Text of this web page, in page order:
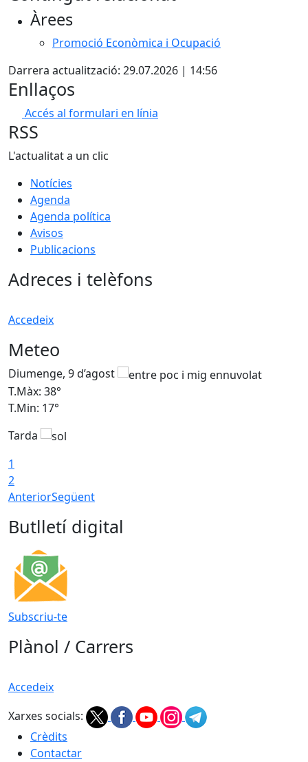
Àrees
Promoció Econòmica i Ocupació
Darrera actualització: 29.07.2026 | 14:56
Enllaços
Accés al formulari en línia
RSS
L'actualitat a un clic
Notícies
Agenda
Agenda política
Avisos
Publicacions
Adreces i telèfons
Accedeix
Meteo
Diumenge, 9 d’agost
T.Màx: 38°
T.Min: 17°
Tarda
1
2
AnteriorSegüent
Butlletí digital
Subscriu-te
Plànol / Carrers
Accedeix
Xarxes socials:
Crèdits
Contactar